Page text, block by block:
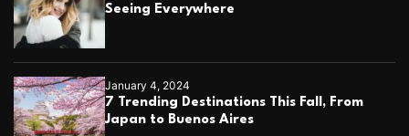
Seeing Everywhere
January 4, 2024
7 Trending Destinations This Fall, From
Japan to Buenos Aires